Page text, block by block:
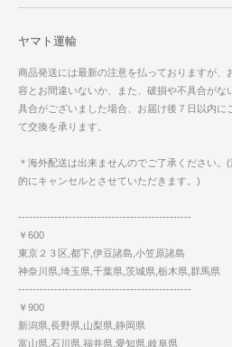
ヤマト運輸
商品発送には最新の注意を払っておりますが、
容とお間違いないか、また、破損や不具合がな
具合がございました場合、お届け後７日以内に
て交換を承ります。
＊海外配送は出来ませんのでご了承ください
的にキャンセルとさせていただきます。)
------------------------------------------------
￥600
東京２３区,都下,伊豆諸島,小笠原諸島
神奈川県,埼玉県,千葉県,茨城県,栃木県,群馬県
------------------------------------------------
￥900
新潟県,長野県,山梨県,静岡県
富山県,石川県,福井県,愛知県,岐阜県